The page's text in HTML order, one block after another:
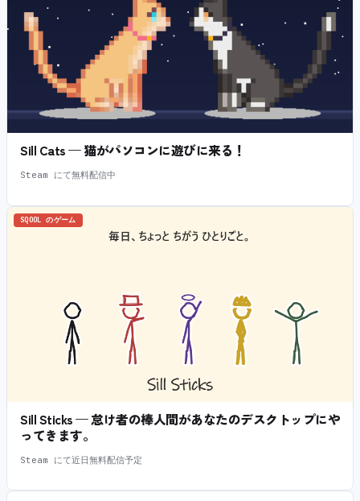
Sill Cats — 猫がパソコンに遊びに来る！
Steam にて無料配信中
SQOOL のゲーム
Sill Sticks — 怠け者の棒人間があなたのデスクトップにや
ってきます。
Steam にて近日無料配信予定